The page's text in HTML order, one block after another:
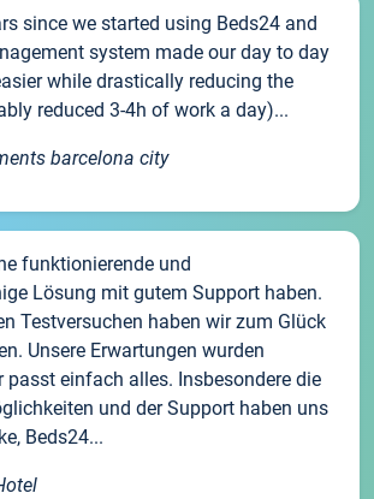
since we started using Beds24 and
system made our day to day
while drastically reducing the
reduced 3-4h of work a day)...
barcelona city
funktionierende und
Lösung mit gutem Support haben.
Testversuchen haben wir zum Glück
Unsere Erwartungen wurden
passt einfach alles. Insbesondere die
und der Support haben uns
Beds24...